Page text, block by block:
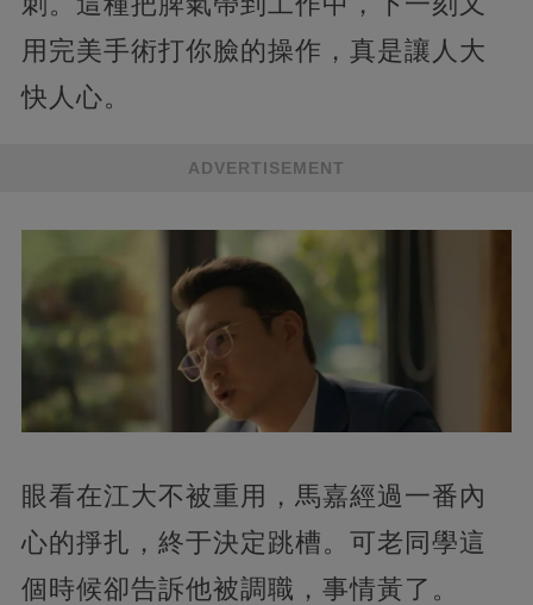
用完美手術打你臉的操作，真是讓人大
快人心。
ADVERTISEMENT
眼看在江大不被重用，馬嘉經過一番內
心的掙扎，終于決定跳槽。可老同學這
個時候卻告訴他被調職，事情黃了。